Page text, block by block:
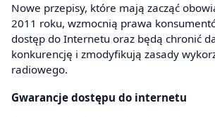
Nowe przepisy, które mają zacząć
2011 roku, wzmocnią prawa
dostęp do Internetu oraz będą chronić
konkurencję i zmodyfikują zasady
radiowego.
Gwarancje dostępu do internetu